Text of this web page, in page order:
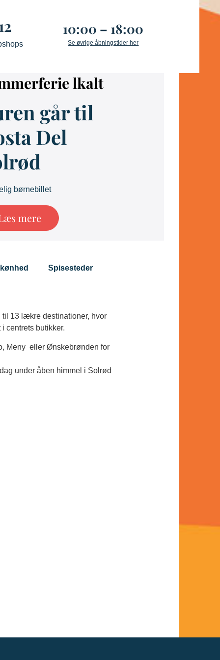
10:00 – 18:00
Se øvrige åbningstider her
lkalt
går til
Del
børnebillet
mere
Spisesteder
13 lækre destinationer, hvor
centrets butikker.
Meny eller Ønskebrønden for
under åben himmel i Solrød